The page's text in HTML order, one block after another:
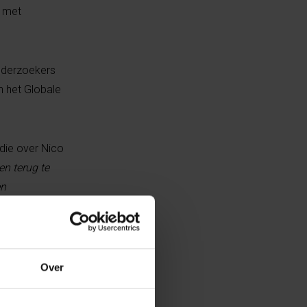
Over
met
het Globale
over Nico
terug te
zeven
planeet, om